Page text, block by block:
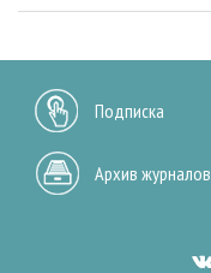
Подписка
Архив журналов